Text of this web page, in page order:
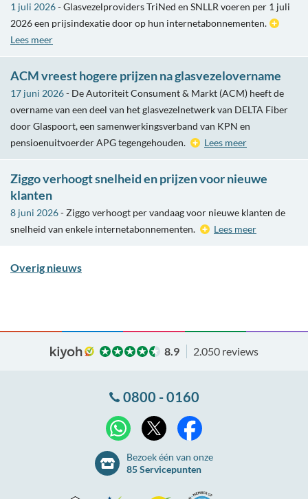
1 juli 2026- Glasvezelproviders TriNed en SNLLR voeren per 1 juli
2026 een prijsindexatie door op hun internetabonnementen.
Lees meer
ACM vreest hogere prijzen na glasvezelovername
17 juni 2026- De Autoriteit Consument & Markt (ACM) heeft de
overname van een deel van het glasvezelnetwerk van DELTA Fiber
door Glaspoort, een samenwerkingsverband van KPN en
pensioenuitvoerder APG tegengehouden.
Lees meer
Ziggo verhoogt snelheid en prijzen voor nieuwe
klanten
8 juni 2026- Ziggo verhoogt per vandaag voor nieuwe klanten de
snelheid van enkele internetabonnementen.
Lees meer
Overig nieuws
8.9 2.050 reviews
0800 - 0160
WhatsApp
Bezoek één van onze
85 Servicepunten